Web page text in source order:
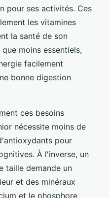
pour ses activités. Ces
les vitamines
la santé de son
moins essentiels,
facilement
bonne digestion
ces besoins
nécessite moins de
pour
À l'inverse, un
taille demande un
et des minéraux
et le phosphore